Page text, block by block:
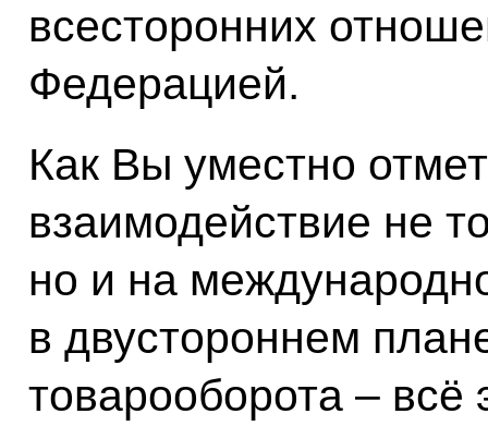
всесторонних
Федерацией.
Как Вы уместно
взаимодействие не
но и на
в двустороннем
товарооборота – всё